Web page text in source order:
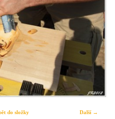
Další →
do složky